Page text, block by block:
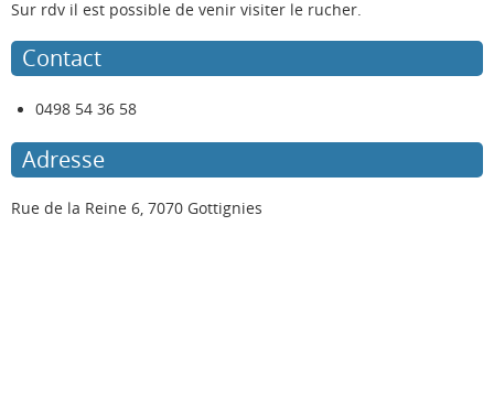
Sur rdv il est possible de venir visiter le rucher.
Contact
0498 54 36 58
Adresse
Rue de la Reine 6, 7070 Gottignies